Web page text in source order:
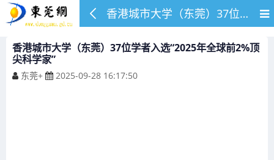
香港城市大学（东莞）37位学者入选“2025年全球前2%顶尖科学家”
香港城市大学（东莞）37位学者入选“2025年全球前2%顶
尖科学家”
东莞+ 2025-09-28 16:17:50